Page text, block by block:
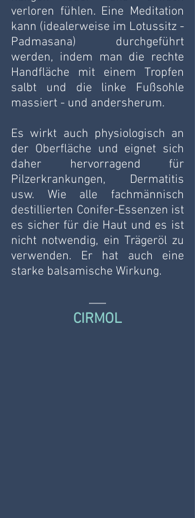
verloren fühlen. Eine Meditation
kann (idealerweise im Lotussitz -
Padmasana) durchgeführt
werden, indem man die rechte
Handfläche mit einem Tropfen
salbt und die linke Fußsohle
massiert - und andersherum.
Es wirkt auch physiologisch an
der Oberfläche und eignet sich
daher hervorragend für
Pilzerkrankungen, Dermatitis
usw. Wie alle fachmännisch
destillierten Conifer-Essenzen ist
es sicher für die Haut und es ist
nicht notwendig, ein Trägeröl zu
verwenden. Er hat auch eine
starke balsamische Wirkung.
CIRMOL